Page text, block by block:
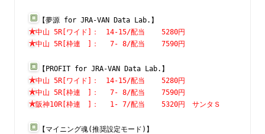
【夢源 for JRA-VAN Data Lab.】
中山 5R[ワイド]：　14-15/配当    5280円
中山 5R[枠連　]：　 7- 8/配当    7590円
【PROFIT for JRA-VAN Data Lab.】
中山 5R[ワイド]：　14-15/配当    5280円
中山 5R[枠連　]：　 7- 8/配当    7590円
阪神10R[枠連　]：　 1- 7/配当    5320円　サンタＳ
【マイニング魂(推奨設定モード)】